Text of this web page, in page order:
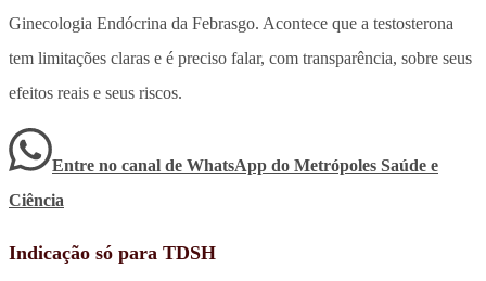
Ginecologia Endócrina da Febrasgo. Acontece que a testosterona
tem limitações claras e é preciso falar, com transparência, sobre seus
efeitos reais e seus riscos.
Entre no canal de WhatsApp do Metrópoles Saúde e
Ciência
Indicação só para TDSH